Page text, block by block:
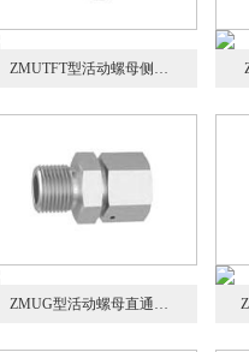
ZMUTFT型活动螺母侧…
ZMUG型活动螺母直通…